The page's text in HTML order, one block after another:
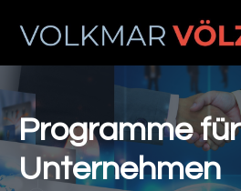
Programme für
Unternehmen